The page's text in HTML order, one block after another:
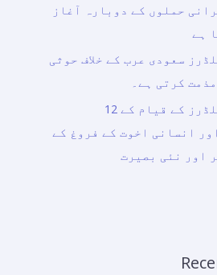
حملوں کے دوبارہ آغاز
ہے
سعودی عرب کے خلاف حوثی
کرتی ہے۔
مسلم کونسل آف ایلڈرز کے قیام کے 12
انسانی اخوت کے فروغ کے
اور نئی بصیرت